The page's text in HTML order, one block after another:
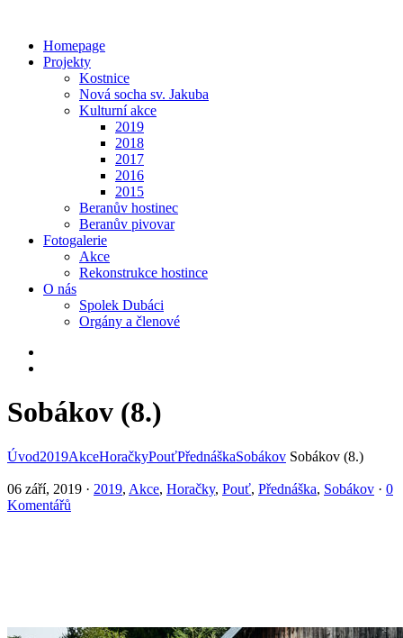
Homepage
Projekty
Kostnice
Nová socha sv. Jakuba
Kulturní akce
2019
2018
2017
2016
2015
Beranův hostinec
Beranův pivovar
Fotogalerie
Akce
Rekonstrukce hostince
O nás
Spolek Dubáci
Orgány a členové
Sobákov (8.)
Úvod2019AkceHoračkyPouťPřednáškaSobákov Sobákov (8.)
06 září, 2019 · 2019, Akce, Horačky, Pouť, Přednáška, Sobákov · 0
Komentářů